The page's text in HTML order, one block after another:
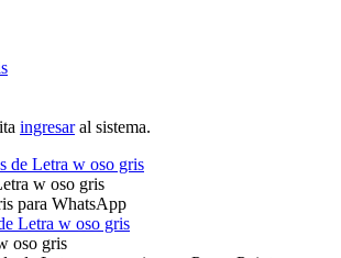
ingresaral sistema.
de Letra w oso gris
w oso gris
para WhatsApp
Letra w oso gris
oso gris